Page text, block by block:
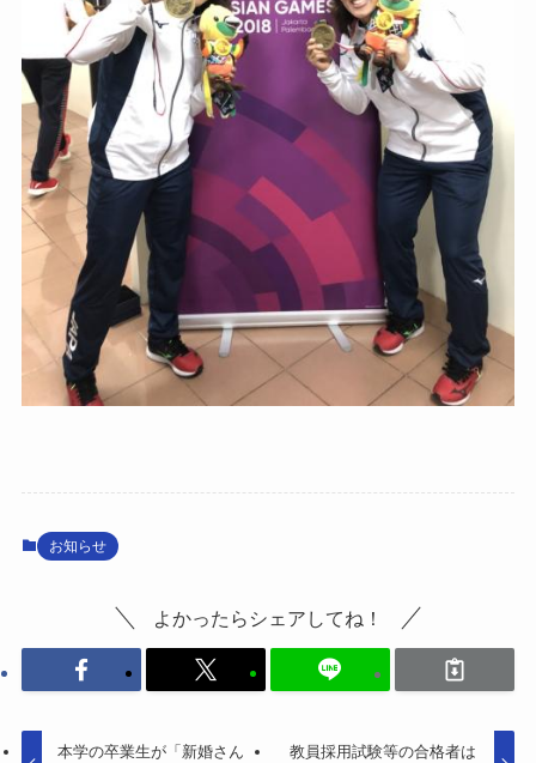
お知らせ
よかったらシェアしてね！
本学の卒業生が「新婚さん
教員採用試験等の合格者は